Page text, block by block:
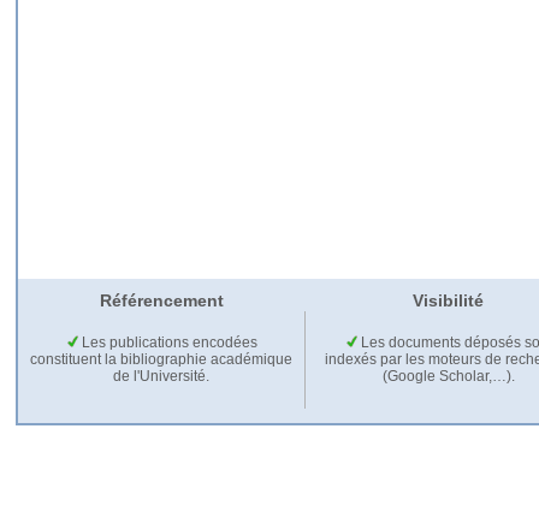
Référencement Visibilité
Les publications encodées
constituent la bibliographie académique
de l'Université.
Les documents déposés
indexés par les moteurs de
(Google Scholar,…).